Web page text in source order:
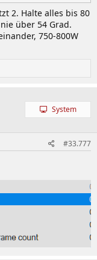
2. Halte alles bis 80
über 54 Grad.
750-800W
System
#33.777